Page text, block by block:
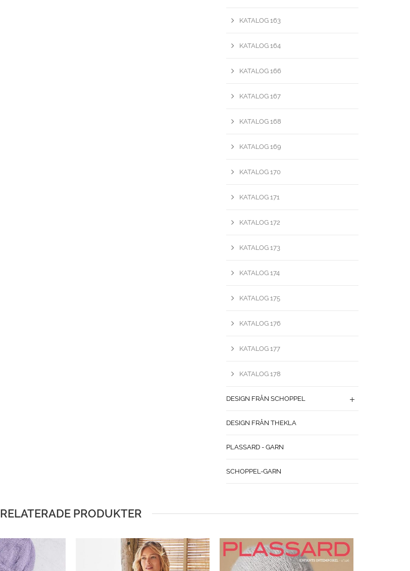
KATALOG 163
KATALOG 164
KATALOG 166
KATALOG 167
KATALOG 168
KATALOG 169
KATALOG 170
KATALOG 171
KATALOG 172
KATALOG 173
KATALOG 174
KATALOG 175
KATALOG 176
KATALOG 177
KATALOG 178
DESIGN FRÅN SCHOPPEL
DESIGN FRÅN THEKLA
PLASSARD - GARN
SCHOPPEL-GARN
RELATERADE PRODUKTER